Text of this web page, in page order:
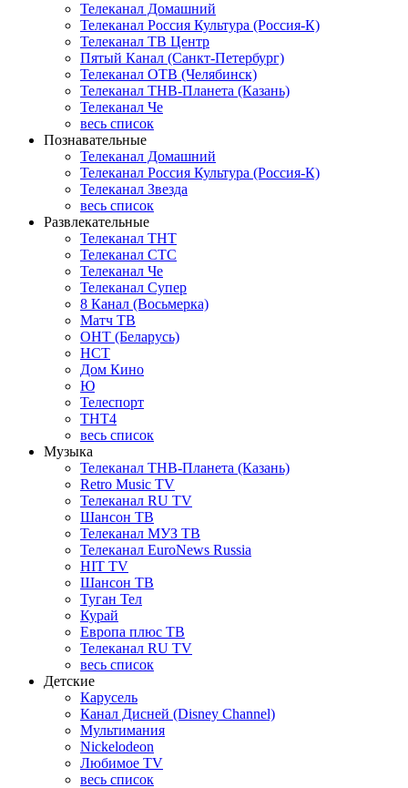
Телеканал Домашний
Телеканал Россия Культура (Россия-К)
Телеканал ТВ Центр
Пятый Канал (Санкт-Петербург)
Телеканал ОТВ (Челябинск)
Телеканал ТНВ-Планета (Казань)
Телеканал Че
весь список
Познавательные
Телеканал Домашний
Телеканал Россия Культура (Россия-К)
Телеканал Звезда
весь список
Развлекательные
Телеканал ТНТ
Телеканал СТС
Телеканал Че
Телеканал Супер
8 Канал (Восьмерка)
Матч ТВ
ОНТ (Беларусь)
НСТ
Дом Кино
Ю
Телеспорт
ТНТ4
весь список
Музыка
Телеканал ТНВ-Планета (Казань)
Retro Music TV
Телеканал RU TV
Шансон ТВ
Телеканал МУЗ ТВ
Телеканал EuroNews Russia
HIT TV
Шансон ТВ
Туган Тел
Курай
Европа плюс ТВ
Телеканал RU TV
весь список
Детские
Карусель
Канал Дисней (Disney Channel)
Мультимания
Nickelodeon
Любимое TV
весь список